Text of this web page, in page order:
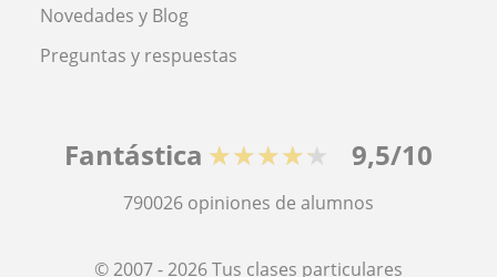
Novedades y Blog
Preguntas y respuestas
Fantástica ★★★★★ 9,5/10
790026 opiniones de alumnos
© 2007 - 2026 Tus clases particulares